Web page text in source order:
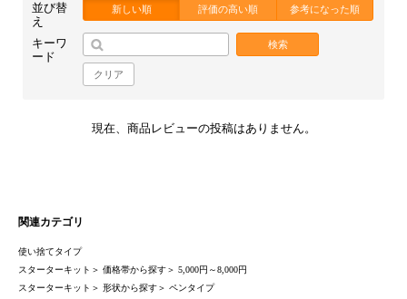
並び替
え
新しい順 評価の高い順 参考になった順
キーワ
ード
検索
クリア
現在、商品レビューの投稿はありません。
関連カテゴリ
使い捨てタイプ
スターターキット ＞ 価格帯から探す＞ 5,000円～8,000円
スターターキット ＞ 形状から探す＞ ペンタイプ